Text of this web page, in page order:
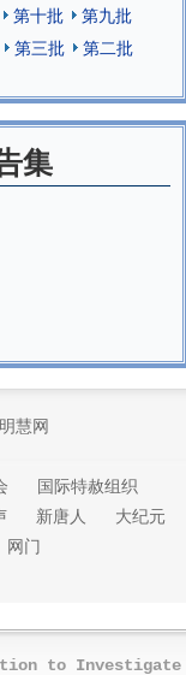
第十批
第九批
第三批
第二批
集
明慧网
国际特赦组织
新唐人
大纪元
网门
to Investigate